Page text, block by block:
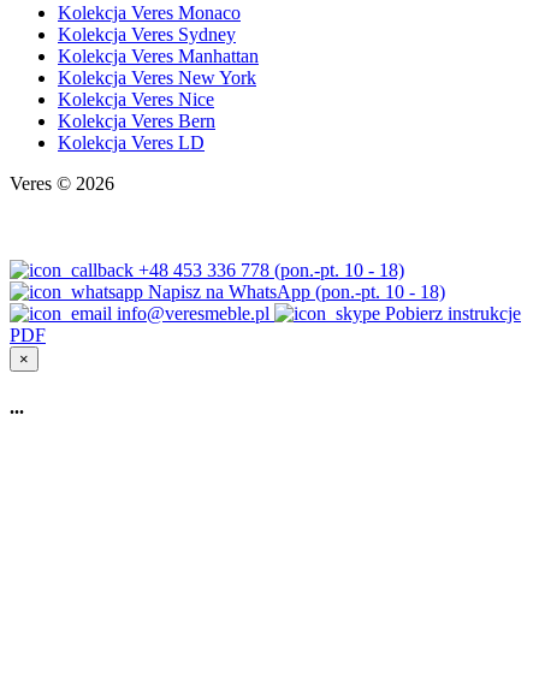
Kolekcja Veres Monaco
Kolekcja Veres Sydney
Kolekcja Veres Manhattan
Kolekcja Veres New York
Kolekcja Veres Nice
Kolekcja Veres Bern
Kolekcja Veres LD
Veres © 2026
+48 453 336 778 (pon.-pt. 10 - 18)
Napisz na WhatsApp (pon.-pt. 10 - 18)
info@veresmeble.pl
Pobierz instrukcje
PDF
×
...